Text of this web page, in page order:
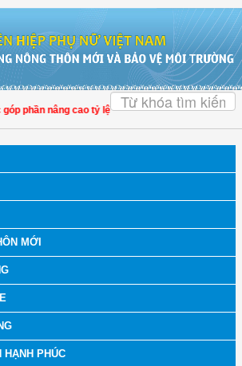
nâng cao tỷ lệ người dân tham gia bảo hiểm y
MỚI
PHÚC